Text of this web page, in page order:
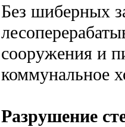
Без шиберных
сооружения и
коммунальное
Разрушение